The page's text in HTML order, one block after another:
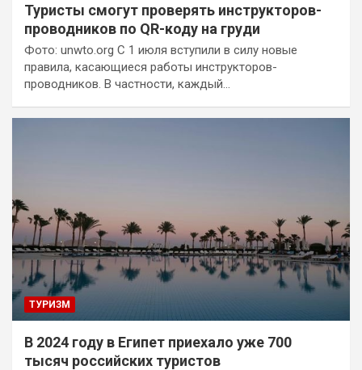
Туристы смогут проверять инструкторов-
проводников по QR-коду на груди
Фото: unwto.org С 1 июля вступили в силу новые
правила, касающиеся работы инструкторов-
проводников. В частности, каждый…
ТУРИЗМ
В 2024 году в Египет приехало уже 700
тысяч российских туристов